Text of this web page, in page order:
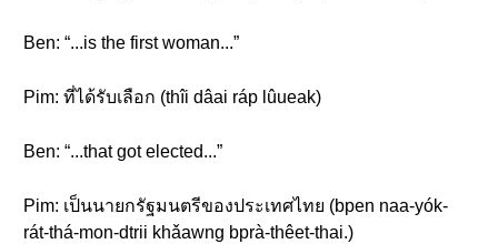
Ben: “...is the first woman...”
Pim: ที่ได้รับเลือก (thîi dâai ráp lûueak)
Ben: “...that got elected...”
Pim: เป็นนายกรัฐมนตรีของประเทศไทย (bpen naa-yók-
rát-thá-mon-dtrii khǎawng bprà-thêet-thai.)